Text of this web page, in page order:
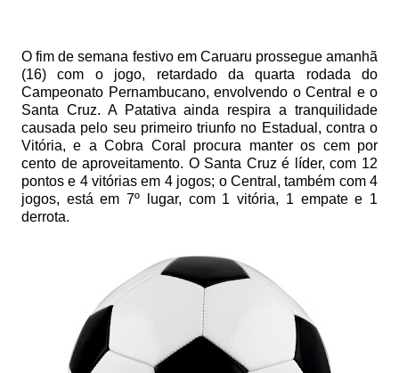
O fim de semana festivo em Caruaru prossegue amanhã
(16) com o jogo, retardado da quarta rodada do
Campeonato Pernambucano, envolvendo o Central e o
Santa Cruz. A Patativa ainda respira a tranquilidade
causada pelo seu primeiro triunfo no Estadual, contra o
Vitória, e a Cobra Coral procura manter os cem por
cento de aproveitamento. O Santa Cruz é líder, com 12
pontos e 4 vitórias em 4 jogos; o Central, também com 4
jogos, está em 7º lugar, com 1 vitória, 1 empate e 1
derrota.